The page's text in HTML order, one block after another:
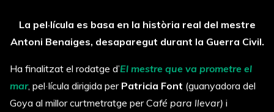
La pel·lícula es basa en la història real del mestre
Antoni Benaiges, desaparegut durant la Guerra Civil.
Ha finalitzat el rodatge d’El mestre que va prometre el
mar, pel·lícula dirigida per Patricia Font (guanyadora del
Goya al millor curtmetratge per Café para llevar) i